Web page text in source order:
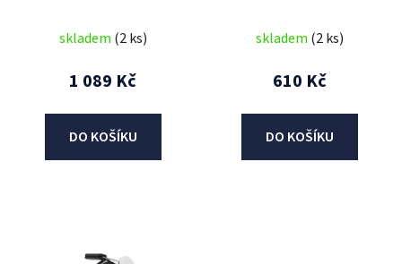
skladem (2 ks)
1 089 Kč
DO KOŠÍKU
skladem (2 ks)
610 Kč
DO KOŠÍKU